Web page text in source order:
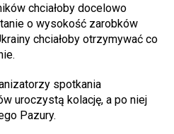
chciałoby docelowo
o wysokość zarobków
chciałoby otrzymywać co
spotkania
uroczystą kolację, a po niej
Pazury.